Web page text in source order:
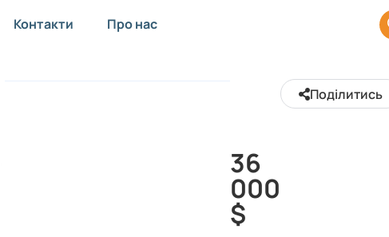
Контакти Про нас
36
000
$
Поділитись